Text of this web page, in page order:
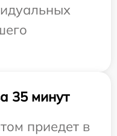
35 минут
приедет в